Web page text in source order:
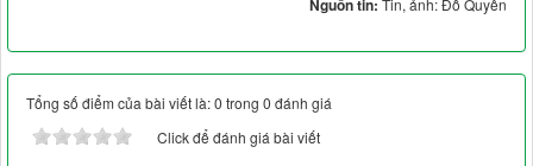
Nguồn tin:
Tổng số điểm của bài viết là: 0 trong 0 đánh giá
Click để đánh giá bài viết